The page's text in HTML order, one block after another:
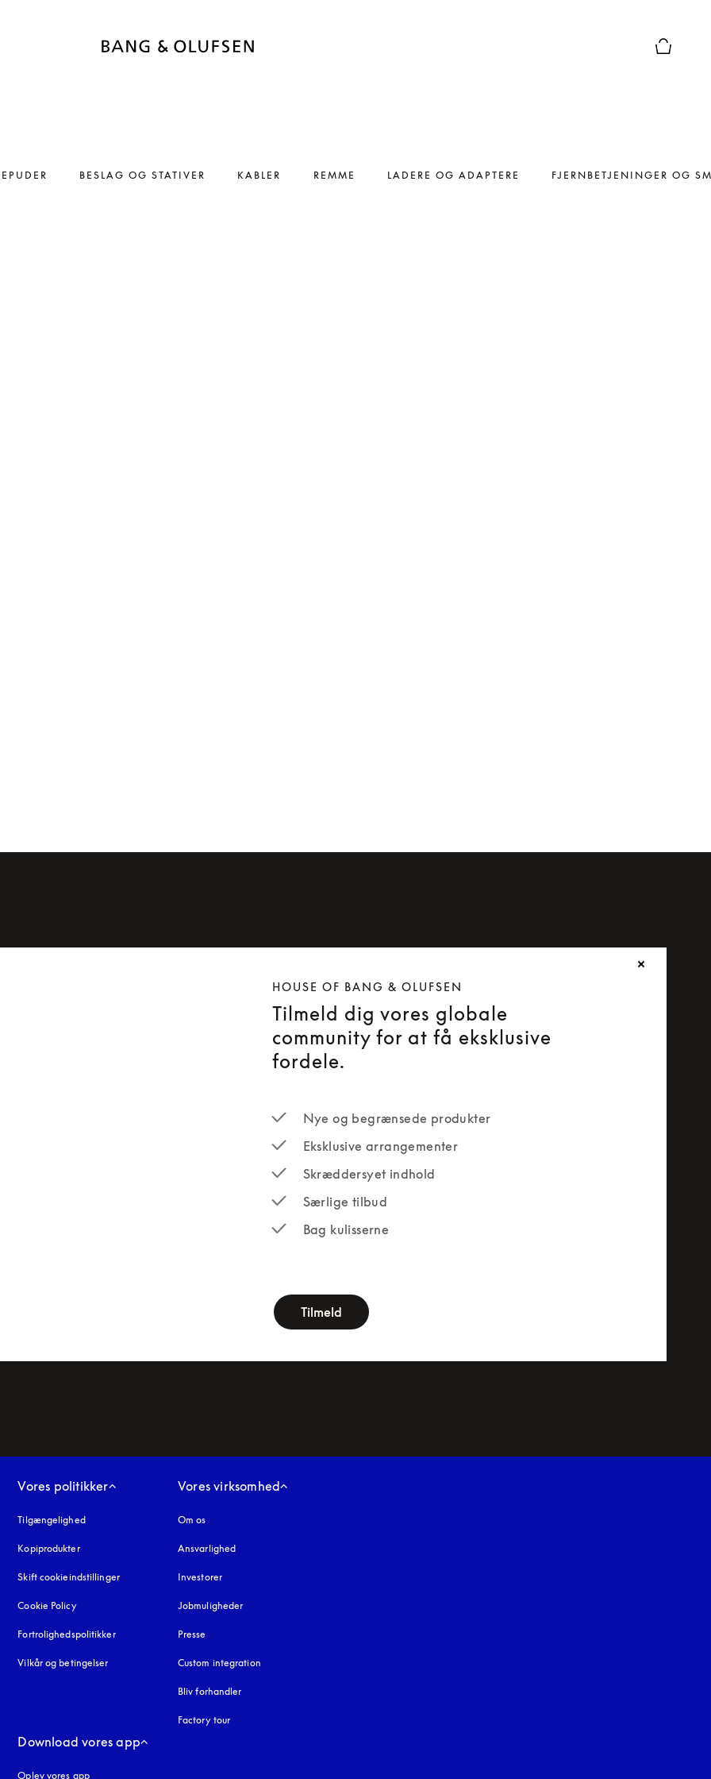
BESLAG OG STATIVER KABLER REMME LADERE OG ADAPTERE FJERNBETJENINGER OG
HOUSE OF BANG & OLUFSEN
Tilmeld dig vores globale
community for at få eksklusive
fordele.
Nye og begrænsede produkter
Eksklusive arrangementer
Skræddersyet indhold
Særlige tilbud
Bag kulisserne
Tilmeld
Vores politikker
Tilgængelighedåbnes under en ny fane
Kopiprodukteråbnes under en ny fane
Skift cookieindstillinger
Cookie Policyåbnes under en ny fane
Fortrolighedspolitikkeråbnes under en ny fane
Vilkår og betingelser
Vores virksomhed
Om os
Ansvarlighed
Investorer
Jobmuligheder
Presse
Custom integration
Bliv forhandler
Factory tour
Download vores app
Oplev vores app